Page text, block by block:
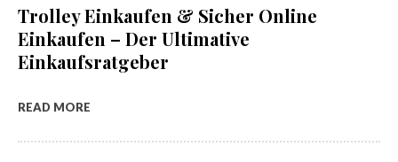
Trolley Einkaufen & Sicher Online
Einkaufen – Der Ultimative
Einkaufsratgeber
READ MORE